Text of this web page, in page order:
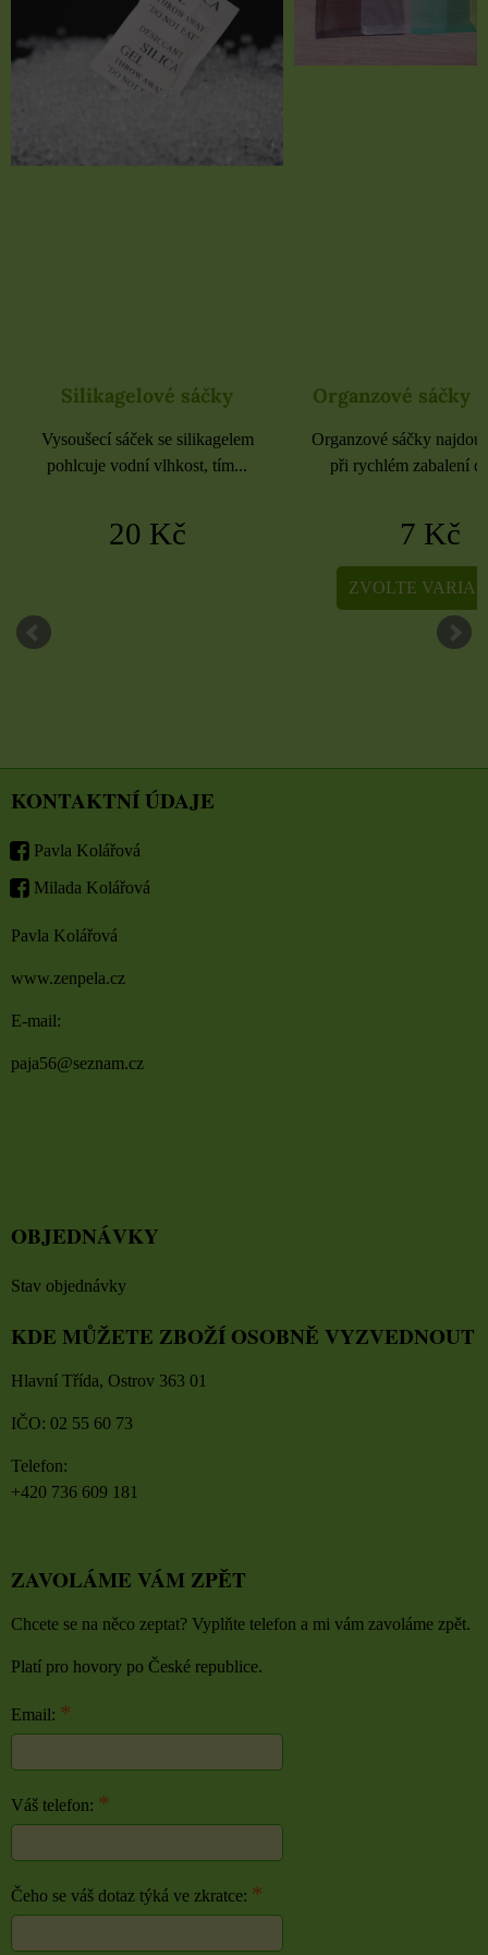
sáčky
sáček se silikagelem
vodní vlhkost, tím...
Organzové sáčky 9x12 cm
Organzové sáčky najdou uplatnění
při rychlém zabalení dárků,...
ZVOLTE VARIANTU
KONTAKTNÍ ÚDAJE
Pavla Kolářová
Milada Kolářová
Pavla Kolářová
www.zenpela.cz
E-mail:
paja56@seznam.cz
OBJEDNÁVKY
Stav objednávky
KDE MŮŽETE ZBOŽÍ OSOBNĚ VYZVEDNOUT
Hlavní Třída, Ostrov 363 01
IČO: 02 55 60 73
Telefon:
+420 736 609 181
ZAVOLÁME VÁM ZPĚT
Chcete se na něco zeptat? Vyplňte telefon a mi vám zavoláme zpět.
Platí pro hovory po České republice.
Email: *
Váš telefon: *
Čeho se váš dotaz týká ve zkratce: *